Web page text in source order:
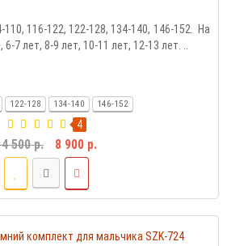
116-122, 122-128, 134-140, 146-152. На
7 лет, 8-9 лет, 10-11 лет, 12-13 лет. ..
122-128 134-140 146-152
4
500 р. 8 900 р.